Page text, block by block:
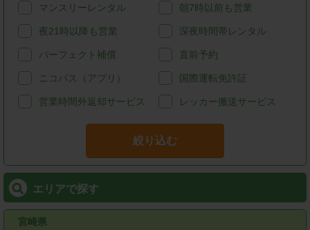
マンスリーレンタル 朝7時以前も営業
夜21時以降も営業 深夜時間帯レンタル
パーフェクト補償 直前予約
ニコパス（アプリ） 国際運転免許証
営業時間外返却サービス レッカー搬送サービス
絞り込む
エリアで探す
宮崎県